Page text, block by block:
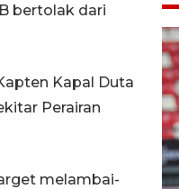
bertolak dari
Kapal Duta
Perairan
melambai-
Persija